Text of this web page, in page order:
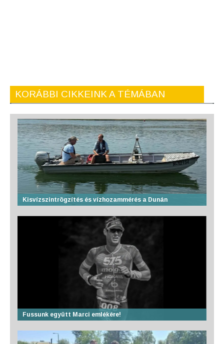
KORÁBBI CIKKEINK A TÉMÁBAN
Kisvízszintrögzítés és vízhozammérés a Dunán
Fussunk együtt Marci emlékére!